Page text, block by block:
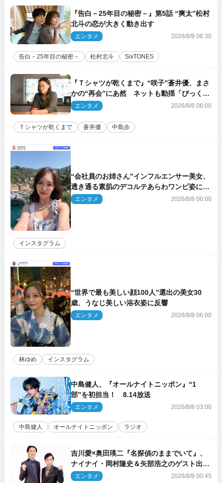
『告白－25年目の秘密－』第5話 “爽太”松村
北斗の恋が大きく動き出す
エンタメ 2026/8/8 06:30
告白－25年目の秘密－ 松村北斗 SixTONES
『Ｔシャツが乾くまで』“咲子”蒼井優、まさ
かの“再会”にあ然 ネットも動揺「びっくり
した!!」「今さら?!」（ネタバレあり）
エンタメ 2026/8/8 06:00
Ｔシャツが乾くまで 蒼井優 中島歩
“会社員のお姉さん”インフルエンサー美女、
透き通る素肌のデコルテあらわワンピ姿に反
響エンタメ 2026/8/8 06:00
インスタグラム
“世界で最も美しい顔100人”選出の美女30
歳、うなじ美しい浴衣姿に反響
エンタメ 2026/8/8 06:00
林ゆめ インスタグラム
中島健人、『オールナイトニッポン』“1
部”を初担当！ 8.14放送
エンタメ 2026/8/8 03:00
中島健人 オールナイトニッポン ラジオ
吉川愛×奥田瑛二『名探偵のままでいて』、
ナイナイ・岡村隆史＆矢部浩之のゲスト出演
が決定！
エンタメ 2026/8/8 00:45